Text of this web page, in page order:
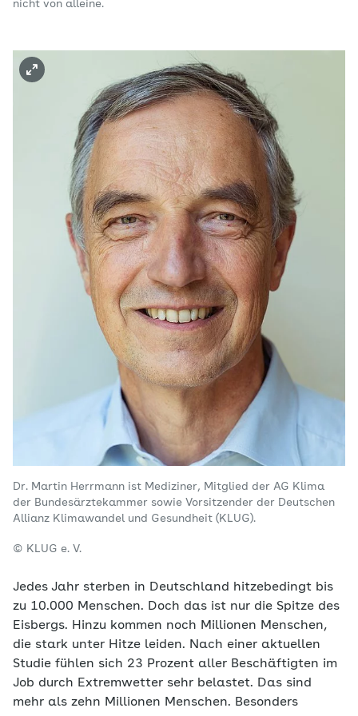
nicht von alleine.
Dr. Martin Herrmann ist Mediziner, Mitglied der AG Klima
der Bundesärztekammer sowie Vorsitzender der Deutschen
Allianz Klimawandel und Gesundheit (KLUG).
© KLUG e. V.
Jedes Jahr sterben in Deutschland hitzebedingt bis
zu 10.000 Menschen. Doch das ist nur die Spitze des
Eisbergs. Hinzu kommen noch Millionen Menschen,
die stark unter Hitze leiden. Nach einer aktuellen
Studie fühlen sich 23 Prozent aller Beschäftigten im
Job durch Extremwetter sehr belastet. Das sind
mehr als zehn Millionen Menschen. Besonders